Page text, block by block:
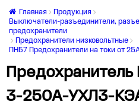
Главная
Продукция
Выключатели-разъединители,
предохранители
Предохранители низковольтные
ПНБ7 Предохранители на токи от
3-250А-УХЛ3-